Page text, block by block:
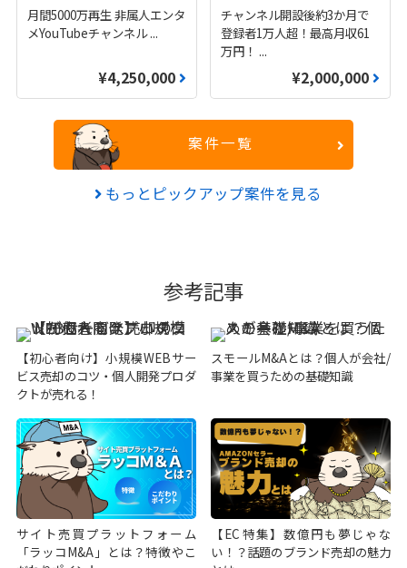
月間5000万再生 非属人エンタ
メYouTubeチャンネル...
¥4,250,000
チャンネル開設後約3か月で
登録者1万人超！最高月収61
万円！ ...
¥2,000,000
案件一覧
もっとピックアップ案件を見る
参考記事
【初心者向け】小規模WEBサー
ビス売却のコツ・個人開発プロダ
クトが売れる！
スモールM&Aとは？個人が会社/
事業を買うための基礎知識
サイト売買プラットフォーム
「ラッコM&A」とは？特徴やこ
【EC特集】数億円も夢じゃな
い！？話題のブランド売却の魅力